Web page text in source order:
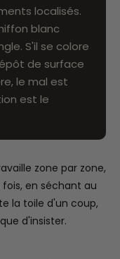
localisés.
blanc
S'il se colore
de surface
le mal est
est le
zone par zone,
en séchant au
la toile d'un coup,
d'insister.